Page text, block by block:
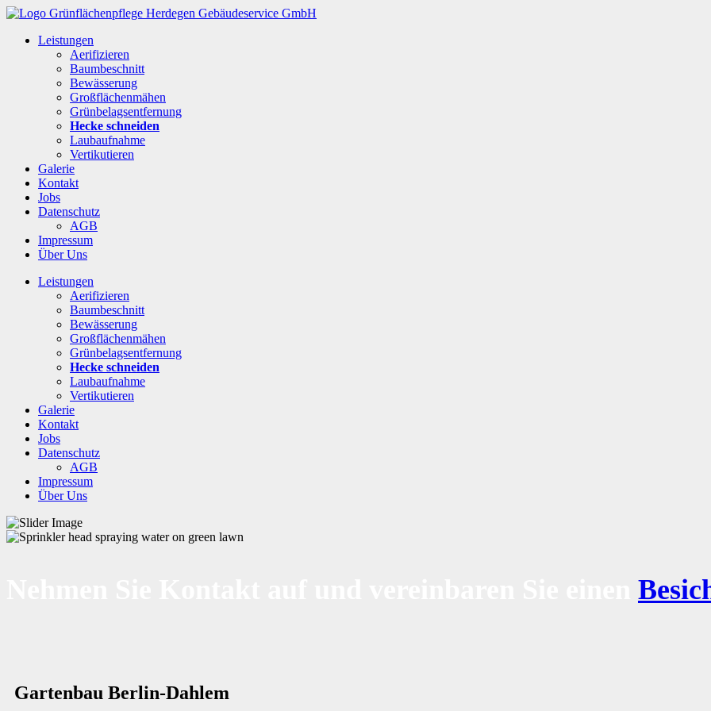
Leistungen
Aerifizieren
Baumbeschnitt
Bewässerung
Großflächenmähen
Grünbelagsentfernung
Hecke schneiden
Laubaufnahme
Vertikutieren
Galerie
Kontakt
Jobs
Datenschutz
AGB
Impressum
Über Uns
Leistungen
Aerifizieren
Baumbeschnitt
Bewässerung
Großflächenmähen
Grünbelagsentfernung
Hecke schneiden
Laubaufnahme
Vertikutieren
Galerie
Kontakt
Jobs
Datenschutz
AGB
Impressum
Über Uns
Gartenbau Berlin-Dahlem